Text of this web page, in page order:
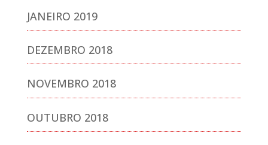
JANEIRO 2019
DEZEMBRO 2018
NOVEMBRO 2018
OUTUBRO 2018